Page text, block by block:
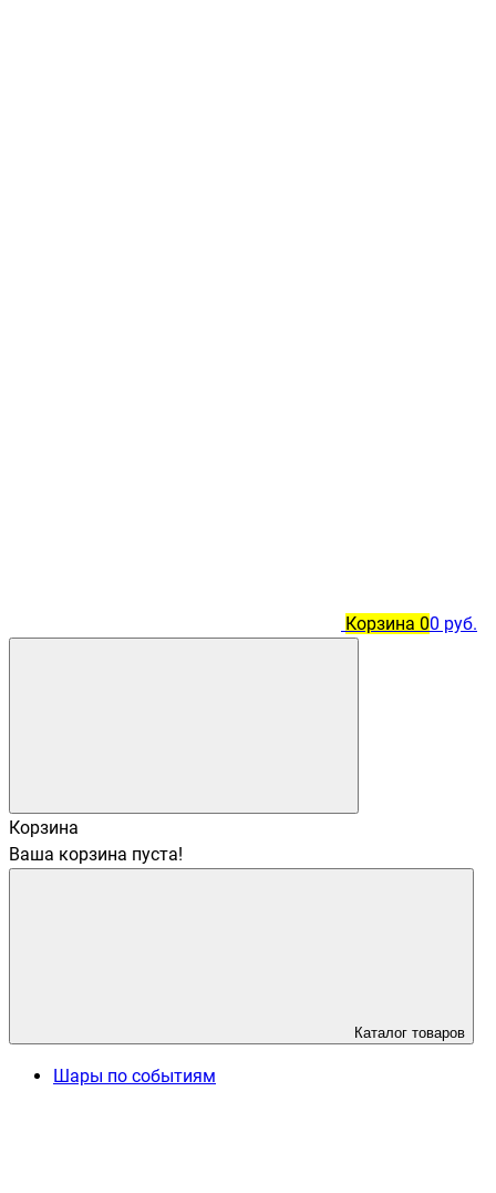
Корзина 00 руб.
Корзина
Ваша корзина пуста!
Каталог товаров
Шары по событиям